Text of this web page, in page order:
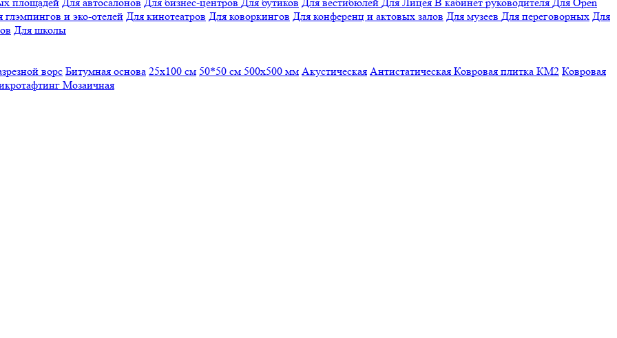
глэмпингов и эко-отелей Для кинотеатров Для коворкингов Для конференц и актовых залов Для музеев Для переговорных Для
Для школы
ворс Битумная основа 25x100 см 50*50 см 500х500 мм Акустическая Антистатическая Ковровая плитка КМ2 Ковровая
Мозаичная